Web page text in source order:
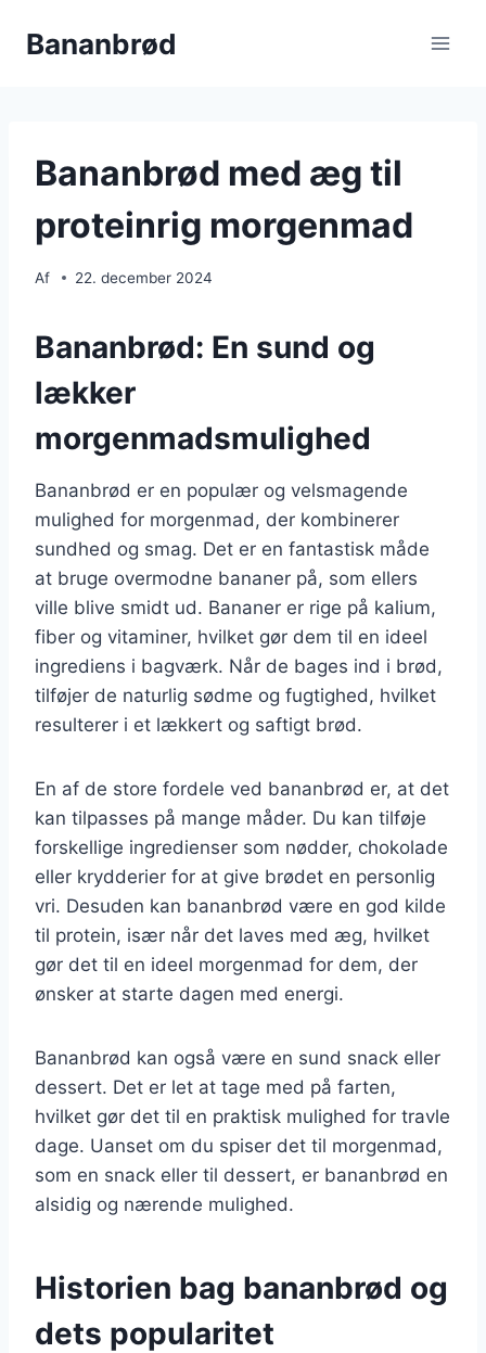
Bananbrød
Bananbrød med æg til
proteinrig morgenmad
Af 22. december 2024
Bananbrød: En sund og
lækker
morgenmadsmulighed
Bananbrød er en populær og velsmagende
mulighed for morgenmad, der kombinerer
sundhed og smag. Det er en fantastisk måde
at bruge overmodne bananer på, som ellers
ville blive smidt ud. Bananer er rige på kalium,
fiber og vitaminer, hvilket gør dem til en ideel
ingrediens i bagværk. Når de bages ind i brød,
tilføjer de naturlig sødme og fugtighed, hvilket
resulterer i et lækkert og saftigt brød.
En af de store fordele ved bananbrød er, at det
kan tilpasses på mange måder. Du kan tilføje
forskellige ingredienser som nødder, chokolade
eller krydderier for at give brødet en personlig
vri. Desuden kan bananbrød være en god kilde
til protein, især når det laves med æg, hvilket
gør det til en ideel morgenmad for dem, der
ønsker at starte dagen med energi.
Bananbrød kan også være en sund snack eller
dessert. Det er let at tage med på farten,
hvilket gør det til en praktisk mulighed for travle
dage. Uanset om du spiser det til morgenmad,
som en snack eller til dessert, er bananbrød en
alsidig og nærende mulighed.
Historien bag bananbrød og
dets popularitet